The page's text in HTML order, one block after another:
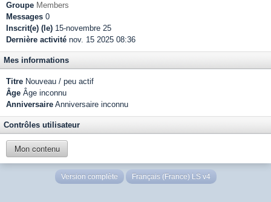
Groupe Members
Messages 0
Inscrit(e) (le) 15-novembre 25
Dernière activité nov. 15 2025 08:36
Mes informations
Titre Nouveau / peu actif
Âge Âge inconnu
Anniversaire Anniversaire inconnu
Contrôles utilisateur
Mon contenu
Version complète Français (France) LS v4